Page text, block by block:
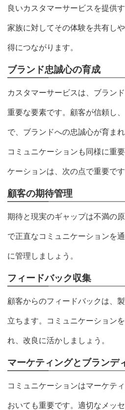
良いカスタマーサービスを提供
家族に対してその体験を共有し
得につながります。
ブランド忠誠心の育成
カスタマーサービスは、ブラン
重要な要素です。顧客が信頼し
で、ブランドへの忠誠心が育まれ
コミュニケーションも同様に重
ケーションは、次の点で重要です
顧客の期待管理
期待と現実のギャップは不満の
で正直なコミュニケーションを
に管理しましょう。
フィードバック収集
顧客からのフィードバックは、
立ちます。コミュニケーション
れ、改良に活かしましょう。
マーケティングとブランデ
コミュニケーションはマーケテ
おいても重要です。適切なメッ